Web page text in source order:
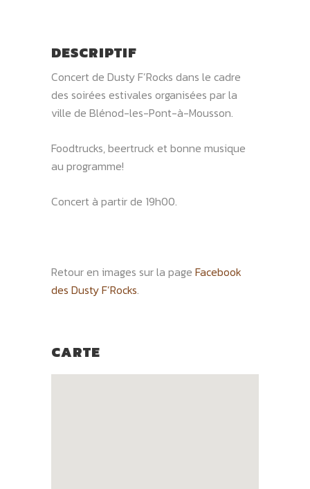
DESCRIPTIF
Concert de Dusty F’Rocks dans le cadre
des soirées estivales organisées par la
ville de Blénod-les-Pont-à-Mousson.
Foodtrucks, beertruck et bonne musique
au programme!
Concert à partir de 19h00.
Retour en images sur la page Facebook
des Dusty F’Rocks.
CARTE